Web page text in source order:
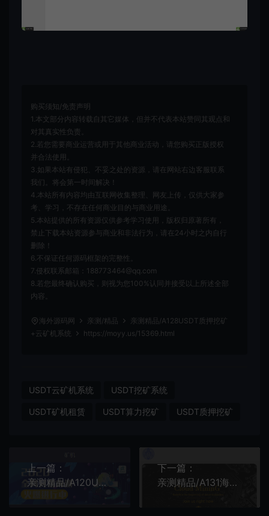
购买须知/免责声明
1.本文部分内容转载自其它媒体，但并不代表本站赞同其观点和
对其真实性负责。
2.若您需要商业运营或用于其他商业活动，请您购买正版授权
并合法使用。
3.如果本站有侵犯、不妥之处的资源，请在网站右边客服联系
我们。将会第一时间解决！
4.本站所有内容均由互联网收集整理、网友上传，仅供大家参
考、学习，不存在任何商业目的与商业用途。
5.本站提供的所有资源仅供参考学习使用，版权归原著所有，
禁止下载本站资源参与商业和非法行为，请在24小时之内自行
删除！
6.不保证任何源码框架的完整性。
7.侵权联系邮箱：188773464@qq.com
8.若您最终确认购买，则视为您100%认同并接受以上所述全部
内容。
海外源码网 亲测/精品
亲测精品/A128USDT质押挖矿
+云矿机系统
https://moyy.us/15369.html
USDT云矿机系统 USDT挖矿系统
USDT矿机租赁 USDT算力挖矿 USDT质押挖矿
上一篇：
亲测精品/A120USDT矿机系统搭建｜虚拟币分红模式+区块链算力交易平台
下一篇：
亲测精品/A131海外版TRX波场币投资系统 | USDT理财系统开发